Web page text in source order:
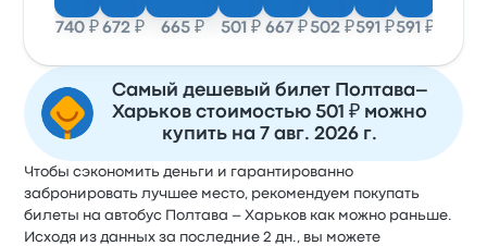
740 ₽ 672 ₽ 665 ₽ 501 ₽ 667 ₽ 502 ₽591 ₽591 ₽
Самый дешевый билет Полтава–
Харьков стоимостью 501 ₽ можно
купить на 7 авг. 2026 г.
Чтобы сэкономить деньги и гарантированно
забронировать лучшее место, рекомендуем покупать
билеты на автобус Полтава – Харьков как можно раньше.
Исходя из данных за последние 2 дн., вы можете